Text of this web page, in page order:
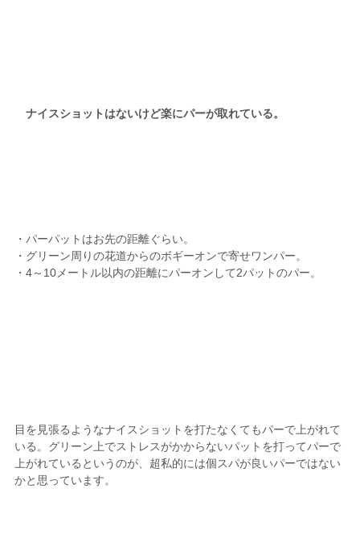
ナイスショットはないけど楽にパーが取れている。
・パーパットはお先の距離ぐらい。
・グリーン周りの花道からのボギーオンで寄せワンパー。
・4～10メートル以内の距離にパーオンして2パットのパー。
目を見張るようなナイスショットを打たなくてもパーで上がれて
いる。グリーン上でストレスがかからないパットを打ってパーで
上がれているというのが、超私的には個スパが良いパーではない
かと思っています。